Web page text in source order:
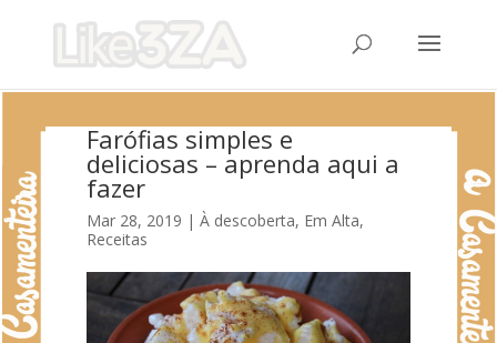
Farófias simples e
deliciosas – aprenda aqui a
fazer
Mar 28, 2019 | À descoberta, Em Alta,
Receitas